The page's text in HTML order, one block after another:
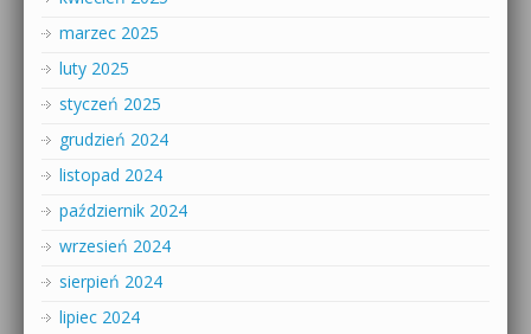
marzec 2025
luty 2025
styczeń 2025
grudzień 2024
listopad 2024
październik 2024
wrzesień 2024
sierpień 2024
lipiec 2024